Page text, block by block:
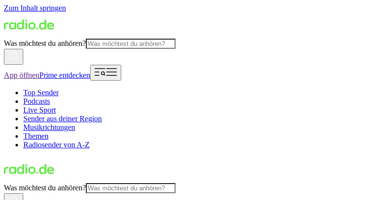
Zum Inhalt springen
Was möchtest du anhören?
App öffnenPrime entdecken
Top Sender
Podcasts
Live Sport
Sender aus deiner Region
Musikrichtungen
Themen
Radiosender von A-Z
Was möchtest du anhören?